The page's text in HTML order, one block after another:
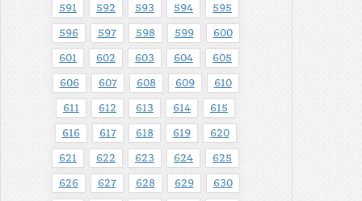
591 592 593 594 595
596 597 598 599 600
601 602 603 604 605
606 607 608 609 610
611 612 613 614 615
616 617 618 619 620
621 622 623 624 625
626 627 628 629 630